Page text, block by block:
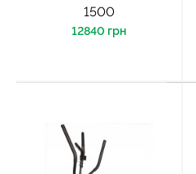
1500
12840 грн